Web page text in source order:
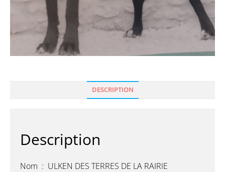
DESCRIPTION
Description
Nom : ULKEN DES TERRES DE LA RAIRIE